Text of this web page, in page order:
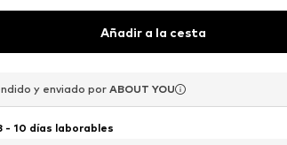
Añadir a la cesta
y enviado porABOUT YOU
y enviado porABOUT YOU
- 10 días laborables